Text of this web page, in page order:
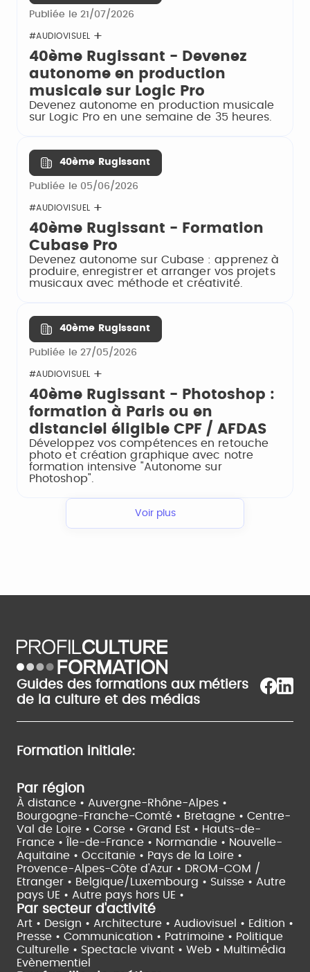
Publiée le 21/07/2026
#AUDIOVISUEL
40ème Rugissant - Devenez
autonome en production
musicale sur Logic Pro
Devenez autonome en production musicale
sur Logic Pro en une semaine de 35 heures.
40ème Rugissant
Publiée le 05/06/2026
#AUDIOVISUEL
40ème Rugissant - Formation
Cubase Pro
Devenez autonome sur Cubase : apprenez à
produire, enregistrer et arranger vos projets
musicaux avec méthode et créativité.
40ème Rugissant
Publiée le 27/05/2026
#AUDIOVISUEL
40ème Rugissant - Photoshop :
formation à Paris ou en
distanciel éligible CPF / AFDAS
Développez vos compétences en retouche
photo et création graphique avec notre
formation intensive "Autonome sur
Photoshop".
Voir plus
Guides des formations aux métiers
de la culture et des médias
Formation initiale:
Par région
À distance • Auvergne-Rhône-Alpes •
Bourgogne-Franche-Comté • Bretagne • Centre-
Val de Loire • Corse • Grand Est • Hauts-de-
France •
Île-de-France • Normandie • Nouvelle-
Aquitaine • Occitanie • Pays de la Loire •
Provence-Alpes-Côte d'Azur • DROM-COM /
Etranger • Belgique/Luxembourg • Suisse • Autre
pays UE • Autre pays hors UE •
Par secteur d'activité
Art • Design • Architecture • Audiovisuel • Edition •
Presse • Communication • Patrimoine • Politique
Culturelle • Spectacle vivant • Web • Multimédia
Evènementiel